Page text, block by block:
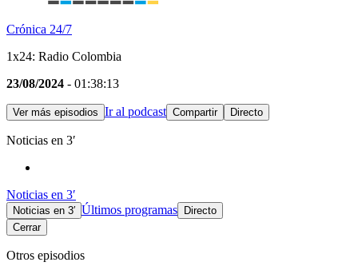
Crónica 24/7
1x24: Radio Colombia
23/08/2024 - 01:38:13
Ver más episodios Ir al podcast Compartir Directo
Noticias en 3′
Noticias en 3′
Noticias en 3′ Últimos programas
Directo
Cerrar
Otros episodios